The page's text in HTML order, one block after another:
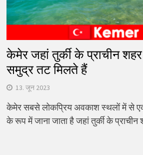
केमेर जहां तुर्की के प्राचीन
समुद्र तट मिलते हैं
13. जून 2023
केमेर सबसे लोकप्रिय अवकाश स्थलों में से
के रूप में जाना जाता है जहां तुर्की के